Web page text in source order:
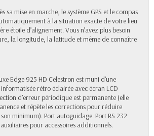
sa mise en marche, le système GPS et le compas
à la situation exacte de votre lieu
étoile d’alignement. Vous n’avez plus besoin
la longitude, la latitude et même de connaître
Edge 925 HD Celestron est muni d'une
rétro éclairée avec écran LCD
d’erreur périodique est permanente (elle
et répète les corrections pour réduire
minimum). Port autoguidage. Port RS 232
pour accessoires additionnels.